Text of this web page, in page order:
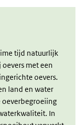
tijd natuurlijk
met een
oevers.
land en water
oeverbegroeiing
In